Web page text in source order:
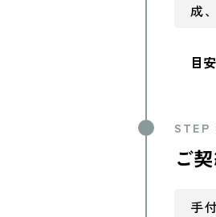
成
目
STEP
ご
手